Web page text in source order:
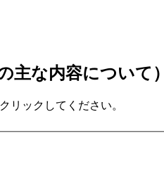
主な内容について）
リックしてください。